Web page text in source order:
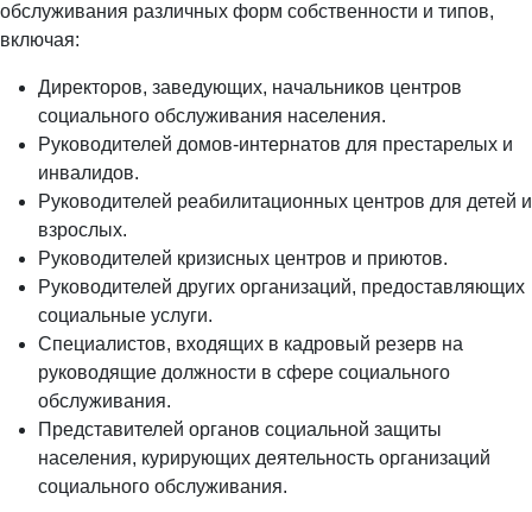
обслуживания различных форм собственности и типов,
включая:
Директоров, заведующих, начальников центров
социального обслуживания населения.
Руководителей домов-интернатов для престарелых и
инвалидов.
Руководителей реабилитационных центров для детей и
взрослых.
Руководителей кризисных центров и приютов.
Руководителей других организаций, предоставляющих
социальные услуги.
Специалистов, входящих в кадровый резерв на
руководящие должности в сфере социального
обслуживания.
Представителей органов социальной защиты
населения, курирующих деятельность организаций
социального обслуживания.